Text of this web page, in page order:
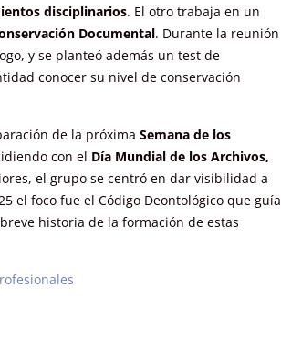
disciplinarios. El otro trabaja en un
Documental. Durante la reunión
y se planteó además un test de
conocer su nivel de conservación
de la próxima Semana de los
con el Día Mundial de los Archivos,
el grupo se centró en dar visibilidad a
el foco fue el Código Deontológico que guía
historia de la formación de estas